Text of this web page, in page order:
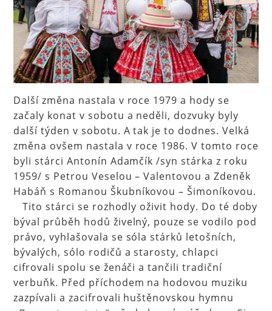
Další změna nastala v roce 1979 a hody se
začaly konat v sobotu a neděli, dozvuky byly
další týden v sobotu. A tak je to dodnes. Velká
změna ovšem nastala v roce 1986. V tomto roce
byli stárci Antonín Adamčík /syn stárka z roku
1959/ s Petrou Veselou – Valentovou a Zdeněk
Habáň s Romanou Škubníkovou – Šimoníkovou.
Tito stárci se rozhodly oživit hody. Do té doby
býval průběh hodů živelný, pouze se vodilo pod
právo, vyhlašovala se sóla stárků letošních,
bývalých, sólo rodičů a starosty, chlapci
cifrovali spolu se ženáči a tančili tradiční
verbuňk. Před příchodem na hodovou muziku
zazpívali a zacifrovali huštěnovskou hymnu